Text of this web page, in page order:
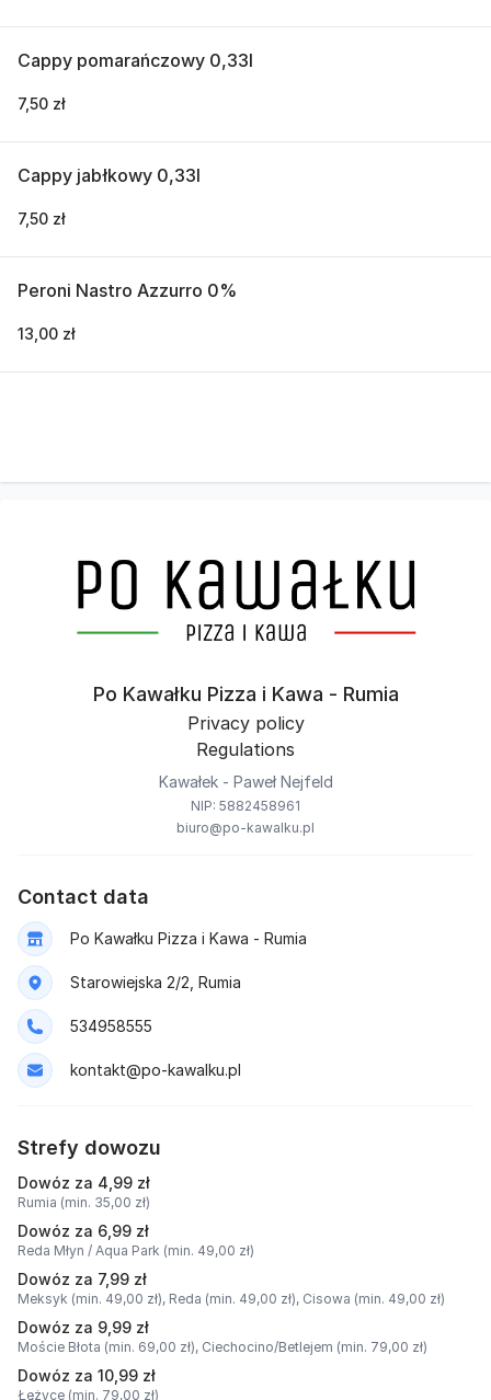
Cappy pomarańczowy 0,33l
7,50 zł
Cappy jabłkowy 0,33l
7,50 zł
Peroni Nastro Azzurro 0%
13,00 zł
Po Kawałku Pizza i Kawa - Rumia
Privacy policy
Regulations
Kawałek - Paweł Nejfeld
NIP: 5882458961
biuro@po-kawalku.pl
Contact data
Po Kawałku Pizza i Kawa - Rumia
Starowiejska 2/2, Rumia
534958555
kontakt@po-kawalku.pl
Strefy dowozu
Dowóz za 4,99 zł
Rumia (min. 35,00 zł)
Dowóz za 6,99 zł
Reda Młyn / Aqua Park (min. 49,00 zł)
Dowóz za 7,99 zł
Meksyk (min. 49,00 zł), Reda (min. 49,00 zł), Cisowa (min. 49,00 zł)
Dowóz za 9,99 zł
Moście Błota (min. 69,00 zł), Ciechocino/Betlejem (min. 79,00 zł)
Dowóz za 10,99 zł
Łężyce (min. 79,00 zł)